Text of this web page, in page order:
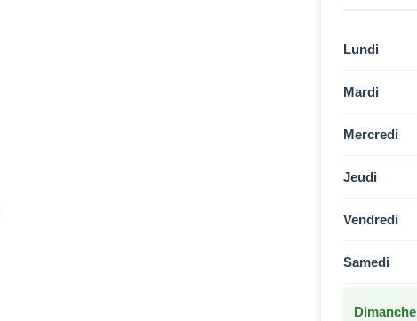
Lundi
Mardi
Mercredi
Jeudi
Vendredi
Samedi
Dimanche